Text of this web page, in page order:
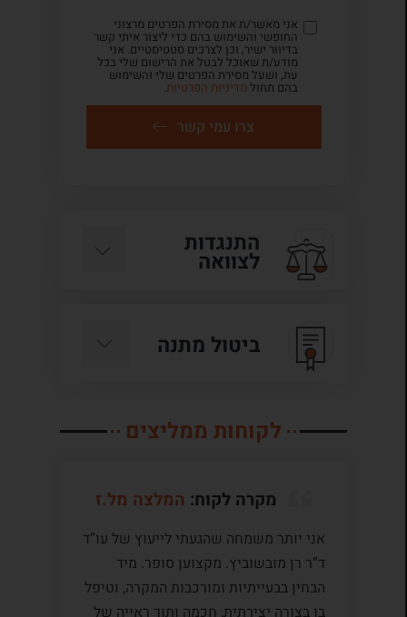
אני מאשר/ת את מסירת הפרטים מרצוני
החופשי והשימוש בהם כדי ליצור איתי קשר
בדיוור ישיר, וכן לצרכים סטטיסטיים. אני
מודע/ת שאוכל לבטל את הרישום שלי בכל
עת, ושעל מסירת הפרטים שלי והשימוש
בהם תחול מדיניות הפרטיות.
צרו עמי קשר
התנגדות
לצוואה
ביטול מתנה
לקוחות ממליצים
מקרה לקוח: המלצה מל.ז
אני יותר משמחה שהגעתי לייעוץ של עו”ד
ד”ר רן מובשוביץ. מקצוען סופר. מיד
הבחין בבעייתיות ומורכבות המקרה, וטיפל